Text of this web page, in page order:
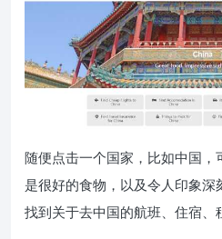
随便点击一个国家，比如中国，
是很好的食物，以及令人印象深
找到关于去中国的航班、住宿、